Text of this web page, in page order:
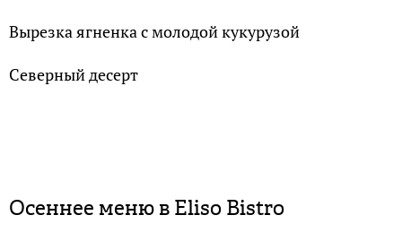
Вырезка ягненка с молодой кукурузой
Северный десерт
Осеннее меню в Eliso Bistro